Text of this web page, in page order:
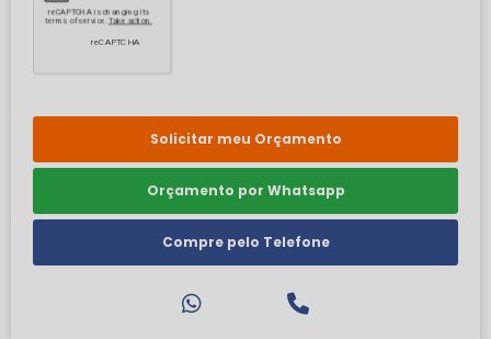
Solicitar meu Orçamento
Orçamento por Whatsapp
Compre pelo Telefone